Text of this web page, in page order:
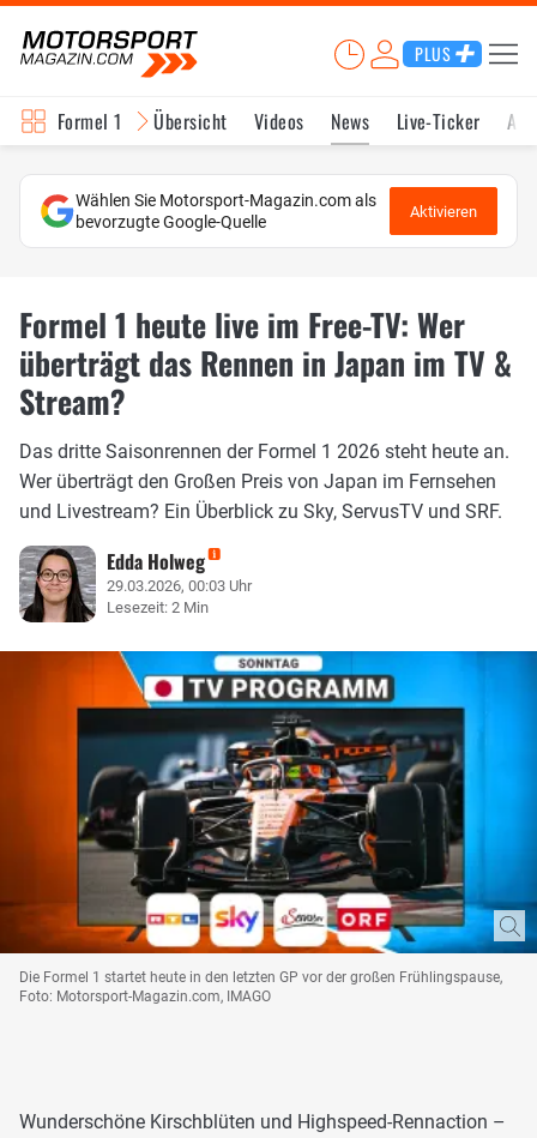
PLUS
Formel 1 Übersicht Videos News Live-Ticker
Wählen Sie Motorsport-Magazin.com als
bevorzugte Google-Quelle
Aktivieren
Formel 1 heute live im Free-TV: Wer
überträgt das Rennen in Japan im TV &
Stream?
Das dritte Saisonrennen der Formel 1 2026 steht heute an.
Wer überträgt den Großen Preis von Japan im Fernsehen
und Livestream? Ein Überblick zu Sky, ServusTV und SRF.
Edda Holweg
29.03.2026, 00:03 Uhr
Lesezeit: 2 Min
Die Formel 1 startet heute in den letzten GP vor der großen Frühlingspause,
Foto: Motorsport-Magazin.com, IMAGO
Wunderschöne Kirschblüten und Highspeed-Rennaction –